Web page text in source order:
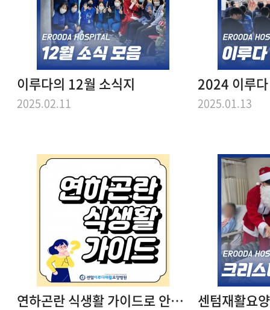
이루다의 12월 소식지
2025.02.11
2024 이루다
2025.01.13
연하곤란 식생활 가이드로 안전하게 식사해요.